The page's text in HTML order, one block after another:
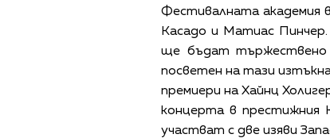
Фестивалната академия
Касадо и Матиас
ще бъдат тържествено
посветен на тази
премиери на Хайнц
концерта в престижния
участват с две изяви